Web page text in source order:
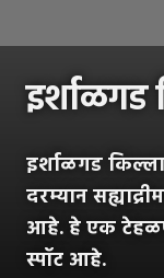
इर्शाळगड
इर्शाळगड
दरम्यान
आहे. हे एक
स्पॉट आहे.